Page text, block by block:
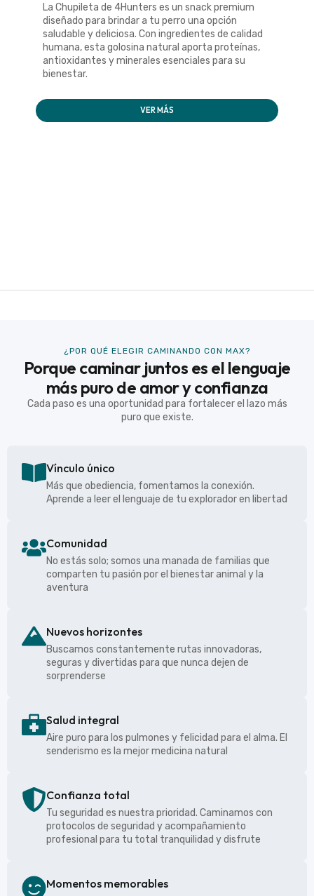
La Chupileta de 4Hunters es un snack premium
diseñado para brindar a tu perro una opción
saludable y deliciosa. Con ingredientes de calidad
humana, esta golosina natural aporta proteínas,
antioxidantes y minerales esenciales para su
bienestar.
VER MÁS
¿POR QUÉ ELEGIR CAMINANDO CON MAX?
Porque caminar juntos es el lenguaje
más puro de amor y confianza
Cada paso es una oportunidad para fortalecer el lazo más
puro que existe.
Vínculo único
Más que obediencia, fomentamos la conexión.
Aprende a leer el lenguaje de tu explorador en libertad
Comunidad
No estás solo; somos una manada de familias que
comparten tu pasión por el bienestar animal y la
aventura
Nuevos horizontes
Buscamos constantemente rutas innovadoras,
seguras y divertidas para que nunca dejen de
sorprenderse
Salud integral
Aire puro para los pulmones y felicidad para el alma. El
senderismo es la mejor medicina natural
Confianza total
Tu seguridad es nuestra prioridad. Caminamos con
protocolos de seguridad y acompañamiento
profesional para tu total tranquilidad y disfrute
Momentos memorables